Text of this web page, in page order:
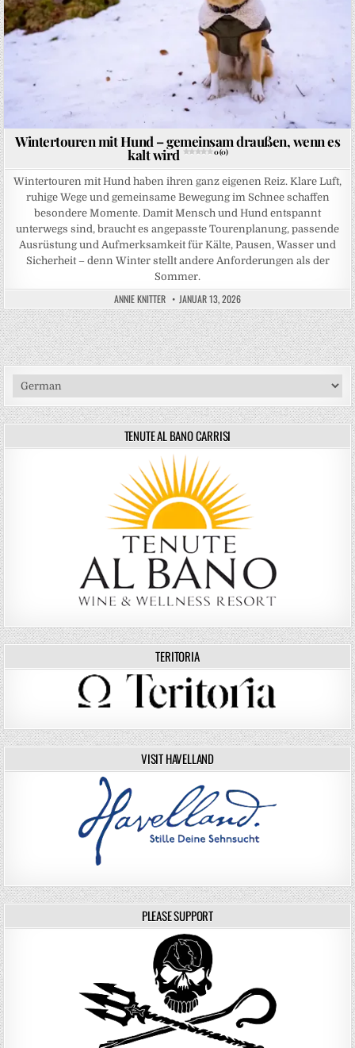
Wintertouren mit Hund – gemeinsam draußen, wenn es
kalt wird 0 (0)
Wintertouren mit Hund haben ihren ganz eigenen Reiz. Klare Luft,
ruhige Wege und gemeinsame Bewegung im Schnee schaffen
besondere Momente. Damit Mensch und Hund entspannt
unterwegs sind, braucht es angepasste Tourenplanung, passende
Ausrüstung und Aufmerksamkeit für Kälte, Pausen, Wasser und
Sicherheit – denn Winter stellt andere Anforderungen als der
Sommer.
ANNIE KNITTER JANUAR 13, 2026
TENUTE AL BANO CARRISI
TERITORIA
VISIT HAVELLAND
PLEASE SUPPORT